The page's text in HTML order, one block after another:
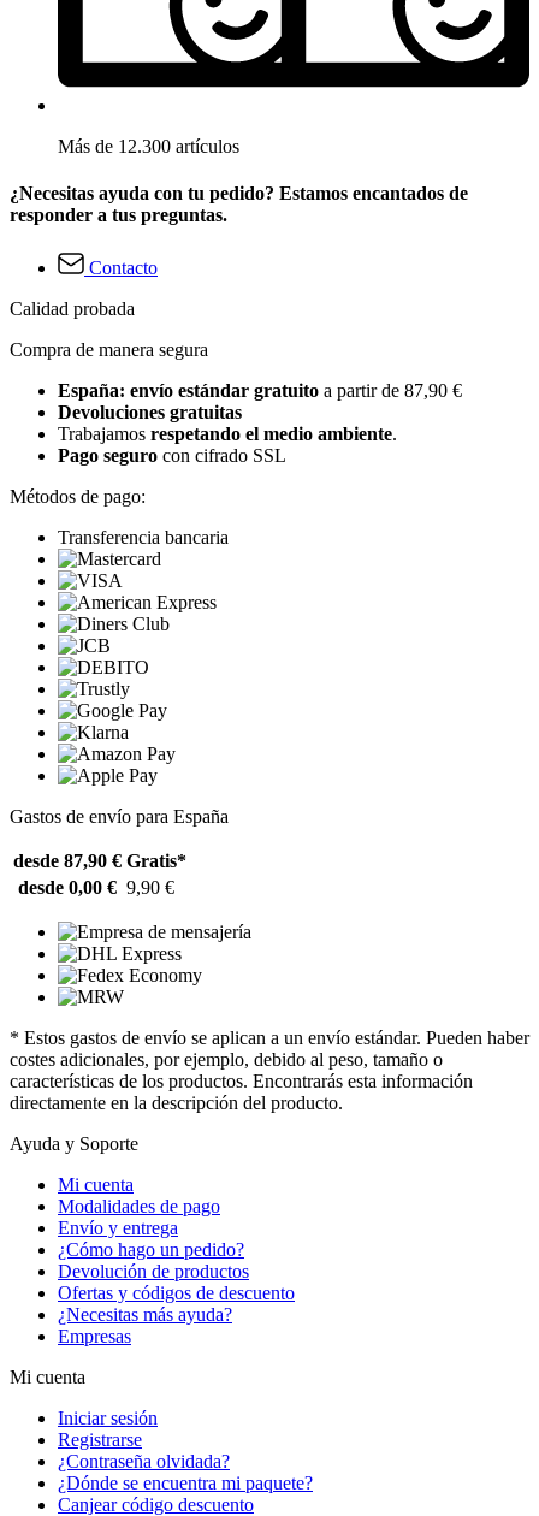
Más de 12.300 artículos
¿Necesitas ayuda con tu pedido? Estamos encantados de
responder a tus preguntas.
Contacto
Calidad probada
Compra de manera segura
España: envío estándar gratuito a partir de 87,90 €
Devoluciones gratuitas
Trabajamos respetando el medio ambiente.
Pago seguro con cifrado SSL
Métodos de pago:
Transferencia bancaria
Gastos de envío para España
desde 87,90 € Gratis*
desde 0,00 € 9,90 €
* Estos gastos de envío se aplican a un envío estándar. Pueden haber
costes adicionales, por ejemplo, debido al peso, tamaño o
características de los productos. Encontrarás esta información
directamente en la descripción del producto.
Ayuda y Soporte
Mi cuenta
Modalidades de pago
Envío y entrega
¿Cómo hago un pedido?
Devolución de productos
Ofertas y códigos de descuento
¿Necesitas más ayuda?
Empresas
Mi cuenta
Iniciar sesión
Registrarse
¿Contraseña olvidada?
¿Dónde se encuentra mi paquete?
Canjear código descuento